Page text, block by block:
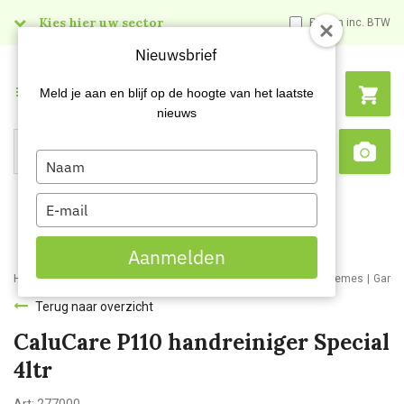
Kies hier uw sector Prijzen inc. BTW
Search
Menu
Home Webshop Schoonmaakartikelen Handzepen en huidcremes
Terug naar overzicht
CaluCare P110 handreiniger Special
4ltr
Nieuwsbrief
Meld je aan en blijf op de hoogte van het laatste
nieuws
Type
your
name
Type
your
email
Aanmelden